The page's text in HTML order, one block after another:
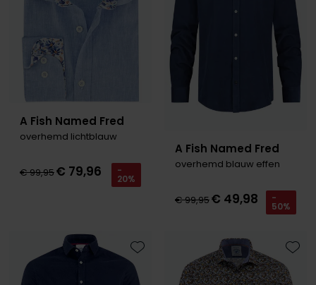
A Fish Named Fred
overhemd lichtblauw
€ 99,95€ 79,96 -
20%
A Fish Named Fred
overhemd blauw effen
€ 99,95€ 49,98 -
50%
Toevoegen aan favorieten